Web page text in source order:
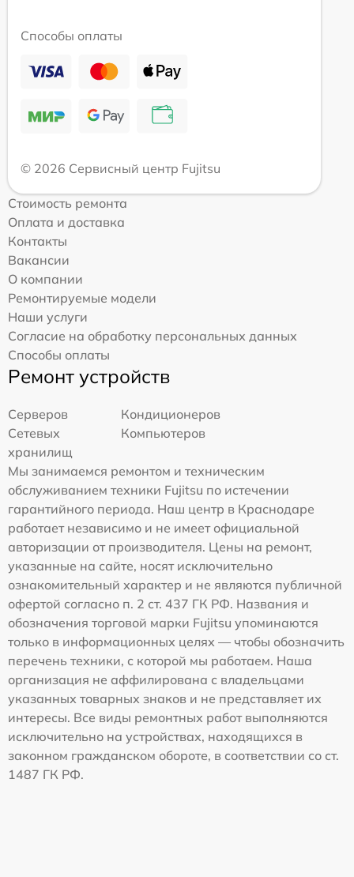
Способы оплаты
© 2026 Сервисный центр Fujitsu
Стоимость ремонта
Оплата и доставка
Контакты
Вакансии
О компании
Ремонтируемые модели
Наши услуги
Согласие на обработку персональных данных
Способы оплаты
Ремонт устройств
Серверов
Кондиционеров
Сетевых
хранилищ
Компьютеров
Мы занимаемся ремонтом и техническим
обслуживанием техники Fujitsu по истечении
гарантийного периода. Наш центр в Краснодаре
работает независимо и не имеет официальной
авторизации от производителя. Цены на ремонт,
указанные на сайте, носят исключительно
ознакомительный характер и не являются публичной
офертой согласно п. 2 ст. 437 ГК РФ. Названия и
обозначения торговой марки Fujitsu упоминаются
только в информационных целях — чтобы обозначить
перечень техники, с которой мы работаем. Наша
организация не аффилирована с владельцами
указанных товарных знаков и не представляет их
интересы. Все виды ремонтных работ выполняются
исключительно на устройствах, находящихся в
законном гражданском обороте, в соответствии со ст.
1487 ГК РФ.